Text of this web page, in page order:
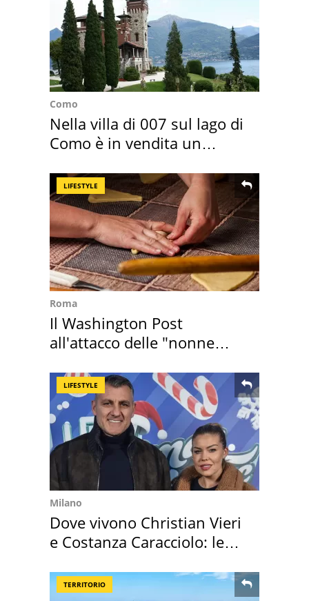
Como
Nella villa di 007 sul lago di
Como è in vendita un
LIFESTYLE
Roma
Il Washington Post
all'attacco delle "nonne
LIFESTYLE
Milano
Dove vivono Christian Vieri
e Costanza Caracciolo: le
TERRITORIO